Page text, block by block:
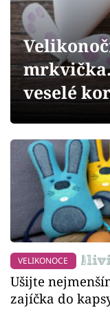
Přihlášení
Sledujte nás
veselé
VELIKONOCE
Ušijte
zajíčka do